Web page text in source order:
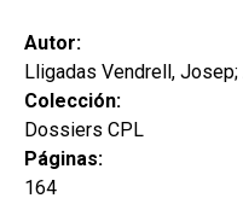
Autor:
Lligadas Vendrell,
Colección:
Dossiers CPL
Páginas:
164